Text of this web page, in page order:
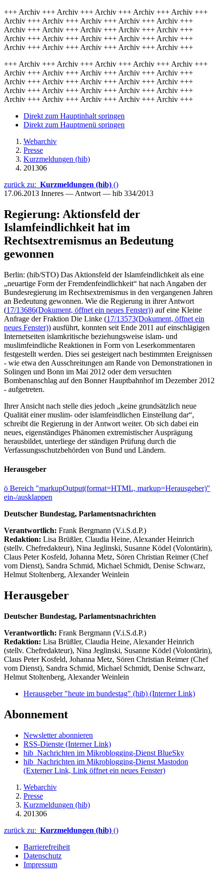
+++ Archiv +++ Archiv +++ Archiv +++ Archiv +++ Archiv +++
Archiv +++ Archiv +++ Archiv +++ Archiv +++ Archiv +++
Archiv +++ Archiv +++ Archiv +++ Archiv +++ Archiv +++
Archiv +++ Archiv +++ Archiv +++ Archiv +++ Archiv +++
Archiv +++ Archiv +++ Archiv +++ Archiv +++ Archiv +++
+++ Archiv +++ Archiv +++ Archiv +++ Archiv +++ Archiv +++
Archiv +++ Archiv +++ Archiv +++ Archiv +++ Archiv +++
Archiv +++ Archiv +++ Archiv +++ Archiv +++ Archiv +++
Archiv +++ Archiv +++ Archiv +++ Archiv +++ Archiv +++
Archiv +++ Archiv +++ Archiv +++ Archiv +++ Archiv +++
Direkt zum Hauptinhalt springen
Direkt zum Hauptmenü springen
Webarchiv
Presse
Kurzmeldungen (hib)
201306
zurück zu: Kurzmeldungen (hib) ()
17.06.2013 Inneres — Antwort — hib 334/2013
Regierung: Aktionsfeld der
Islamfeindlichkeit hat im
Rechtsextremismus an Bedeutung
gewonnen
Berlin: (hib/STO) Das Aktionsfeld der Islamfeindlichkeit als eine
„neuartige Form der Fremdenfeindlichkeit“ hat nach Angaben der
Bundesregierung im Rechtsextremismus in den vergangenen Jahren
an Bedeutung gewonnen. Wie die Regierung in ihrer Antwort
(17/13686(Dokument, öffnet ein neues Fenster)) auf eine Kleine
Anfrage der Fraktion Die Linke (17/13573(Dokument, öffnet ein
neues Fenster)) ausführt, konnten seit Ende 2011 auf einschlägigen
Internetseiten islamkritische beziehungsweise islam- und
muslimfeindliche Reaktionen in Form von Leserkommentaren
festgestellt werden. Dies sei gesteigert nach bestimmten Ereignissen
- wie etwa den Ausschreitungen am Rande von Demonstrationen in
Solingen und Bonn im Mai 2012 oder dem versuchten
Bombenanschlag auf den Bonner Hauptbahnhof im Dezember 2012
- aufgetreten.
Ihrer Ansicht nach stelle dies jedoch „keine grundsätzlich neue
Qualität einer muslim- oder islamfeindlichen Einstellung dar“,
schreibt die Regierung in der Antwort weiter. Ob sich dabei ein
neues, eigenständiges Phänomen extremistischer Ausprägung
herausbildet, unterliege der ständigen Prüfung durch die
Verfassungsschutzbehörden von Bund und Ländern.
Herausgeber
ö Bereich "markupOutput(format=HTML, markup=Herausgeber)"
ein-/ausklappen
Deutscher Bundestag, Parlamentsnachrichten
Verantwortlich: Frank Bergmann (V.i.S.d.P.)
Redaktion: Lisa Brüßler, Claudia Heine, Alexander Heinrich
(stellv. Chefredakteur), Nina Jeglinski, Susanne Ködel (Volontärin),
Claus Peter Kosfeld, Johanna Metz, Sören Christian Reimer (Chef
vom Dienst), Sandra Schmid, Michael Schmidt, Denise Schwarz,
Helmut Stoltenberg, Alexander Weinlein
Herausgeber
Deutscher Bundestag, Parlamentsnachrichten
Verantwortlich: Frank Bergmann (V.i.S.d.P.)
Redaktion: Lisa Brüßler, Claudia Heine, Alexander Heinrich
(stellv. Chefredakteur), Nina Jeglinski, Susanne Ködel (Volontärin),
Claus Peter Kosfeld, Johanna Metz, Sören Christian Reimer (Chef
vom Dienst), Sandra Schmid, Michael Schmidt, Denise Schwarz,
Helmut Stoltenberg, Alexander Weinlein
Herausgeber "heute im bundestag" (hib) (Interner Link)
Abonnement
Newsletter abonnieren
RSS-Dienste (Interner Link)
hib_Nachrichten im Mikroblogging-Dienst BlueSky
hib_Nachrichten im Mikroblogging-Dienst Mastodon
(Externer Link, Link öffnet ein neues Fenster)
Webarchiv
Presse
Kurzmeldungen (hib)
201306
zurück zu: Kurzmeldungen (hib) ()
Barrierefreiheit
Datenschutz
Impressum